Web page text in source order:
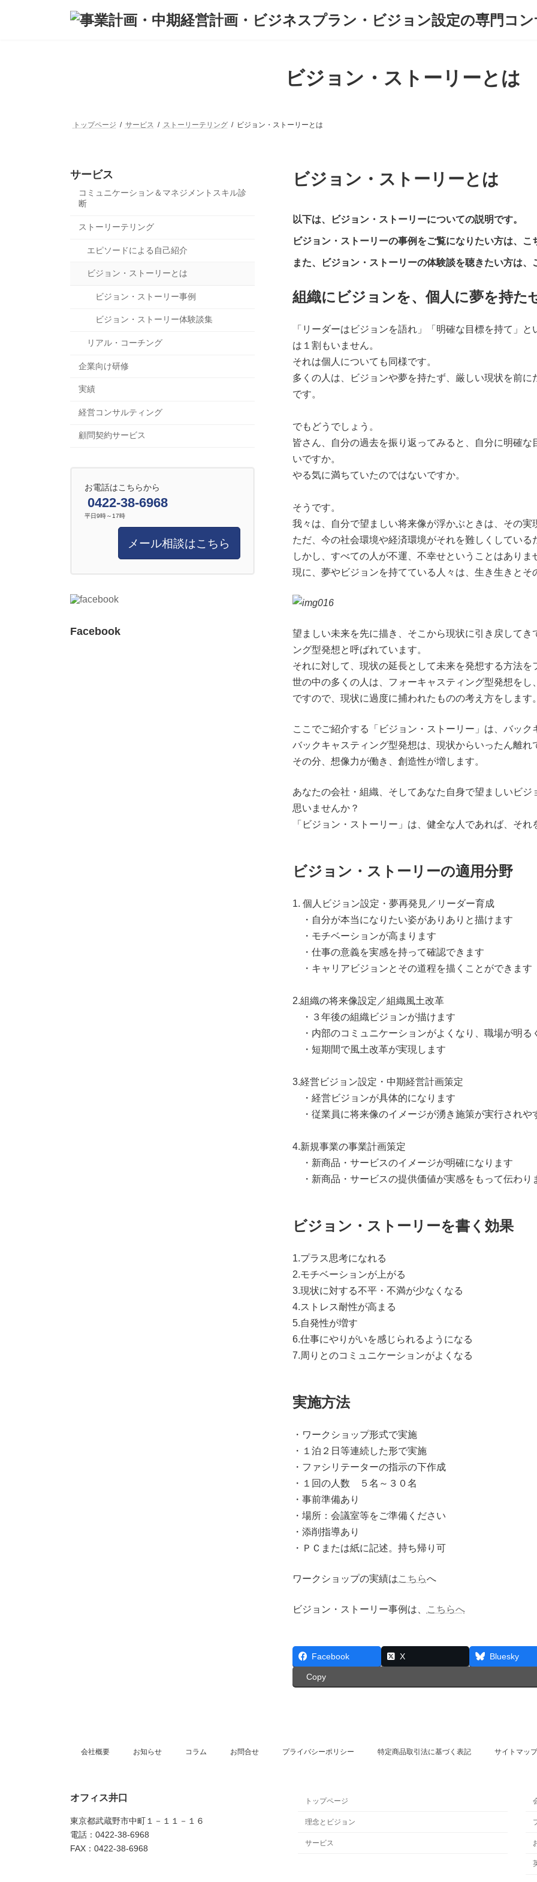
ビジョン・ストーリーとは
トップページ サービス ストーリーテリング ビジョン・ストーリーとは
ビジョン・ストーリーとは
以下は、ビジョン・ストーリーについての説明です。
ビジョン・ストーリーの事例をご覧になりたい方は、こ
また、ビジョン・ストーリーの体験談を聴きたい方は、
組織にビジョンを、個人に夢を持た
「リーダーはビジョンを語れ」「明確な目標を持て」
は１割もいません。
それは個人についても同様です。
多くの人は、ビジョンや夢を持たず、厳しい現状を前
です。
でもどうでしょう。
皆さん、自分の過去を振り返ってみると、自分に明確
いですか。
やる気に満ちていたのではないですか。
そうです。
我々は、自分で望ましい将来像が浮かぶときは、その実
ただ、今の社会環境や経済環境がそれを難しくしている
しかし、すべての人が不運、不幸せということはありま
現に、夢やビジョンを持てている人々は、生き生きとそ
望ましい未来を先に描き、そこから現状に引き戻して
ング型発想と呼ばれています。
それに対して、現状の延長として未来を発想する方法を
世の中の多くの人は、フォーキャスティング型発想をし
ですので、現状に過度に捕われたものの考え方をします。
ここでご紹介する「ビジョン・ストーリー」は、バック
バックキャスティング型発想は、現状からいったん離れ
その分、想像力が働き、創造性が増します。
あなたの会社・組織、そしてあなた自身で望ましいビ
思いませんか？
「ビジョン・ストーリー」は、健全な人であれば、そ
ビジョン・ストーリーの適用分野
1. 個人ビジョン設定・夢再発見／リーダー育成
・自分が本当になりたい姿がありありと描けます
・モチベーションが高まります
・仕事の意義を実感を持って確認できます
・キャリアビジョンとその道程を描くことができます
2.組織の将来像設定／組織風土改革
・３年後の組織ビジョンが描けます
・内部のコミュニケーションがよくなり、職場が明る
・短期間で風土改革が実現します
3.経営ビジョン設定・中期経営計画策定
・経営ビジョンが具体的になります
・従業員に将来像のイメージが湧き施策が実行されや
4.新規事業の事業計画策定
・新商品・サービスのイメージが明確になります
・新商品・サービスの提供価値が実感をもって伝わり
ビジョン・ストーリーを書く効果
1.プラス思考になれる
2.モチベーションが上がる
3.現状に対する不平・不満が少なくなる
4.ストレス耐性が高まる
5.自発性が増す
6.仕事にやりがいを感じられるようになる
7.周りとのコミュニケーションがよくなる
実施方法
・ワークショップ形式で実施
・１泊２日等連続した形で実施
・ファシリテーターの指示の下作成
・１回の人数 ５名～３０名
・事前準備あり
・場所：会議室等をご準備ください
・添削指導あり
・ＰＣまたは紙に記述。持ち帰り可
ワークショップの実績はこちらへ
ビジョン・ストーリー事例は、 こちらへ
Facebook X Bluesky
Copy
サービス
コミュニケーション＆マネジメントスキル診
断
ストーリーテリング
エピソードによる自己紹介
ビジョン・ストーリーとは
ビジョン・ストーリー事例
ビジョン・ストーリー体験談集
リアル・コーチング
企業向け研修
実績
経営コンサルティング
顧問契約サービス
お電話はこちらから
0422-38-6968
平日9時～17時
メール相談はこちら
Facebook
会社概要 お知らせ コラム お問合せ プライバシーポリシー 特定商品取引法に基づく表記 サイトマップ
オフィス井口
東京都武蔵野市中町１－１１－１６
電話：0422-38-6968
FAX：0422-38-6968
トップページ
理念とビジョン
サービス